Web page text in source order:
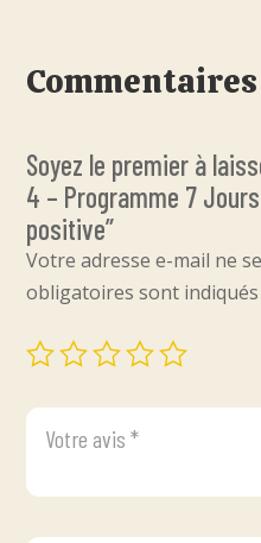
Commentaires
Soyez le premier à
4 – Programme 7
positive”
Votre adresse e-mail ne
obligatoires sont